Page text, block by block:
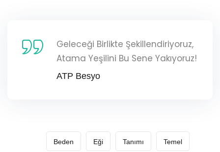
Geleceği Birlikte Şekillendiriyoruz,
Atama Yeşilini Bu Sene Yakıyoruz!
ATP Besyo
Beden Eği Tanımı Temel